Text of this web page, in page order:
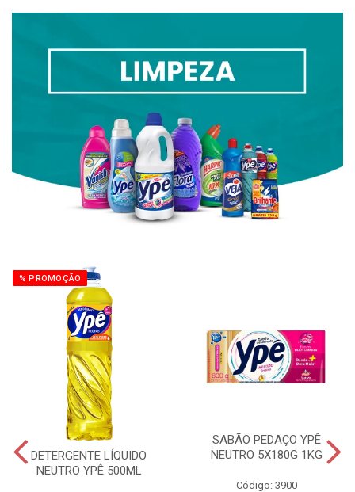
% PROMOÇÃO
DETERGENTE LÍQUIDO
NEUTRO YPÊ 500ML
SABÃO PEDAÇO YPÊ
NEUTRO 5X180G 1KG
Código: 3900